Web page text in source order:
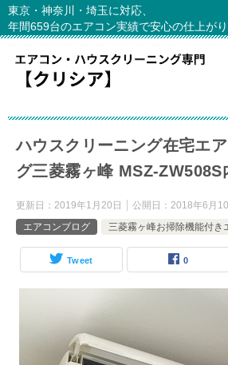
東京・神奈川・埼玉に対応、
年間659台のエアコン実績で安心の仕上が
ハウスクリーニング在宅エ
グ三菱霧ヶ峰 MSZ-ZW508S
更新日： 2019年1月20日 公開日： 2018年6月
エアコンブログ
三菱霧ヶ峰お掃除機能付き
Tweet 0